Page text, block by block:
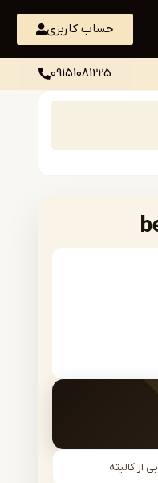
حساب کاربری
09151081225
از کالیته